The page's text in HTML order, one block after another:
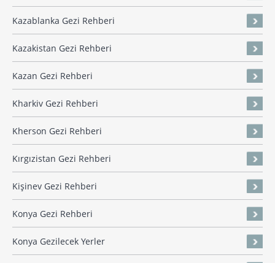
Kazablanka Gezi Rehberi
Kazakistan Gezi Rehberi
Kazan Gezi Rehberi
Kharkiv Gezi Rehberi
Kherson Gezi Rehberi
Kırgızistan Gezi Rehberi
Kişinev Gezi Rehberi
Konya Gezi Rehberi
Konya Gezilecek Yerler